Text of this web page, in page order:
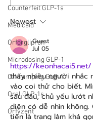
Counterfeit GLP-1s
Medicaid
Orforglipron
Microdosing GLP-1
Off-ramping GLP-1
Oral GLP-1s
Orfyzent
Offer Zepbound
New Lilly
Newest
Guest
Jul 05
https://keonhacai5.net/
thấy nhiều người nhắc
vào coi thử cho biết.
sâu đâu, chủ yếu lướt
diện có dễ nhìn không.
tiên là trang làm khá